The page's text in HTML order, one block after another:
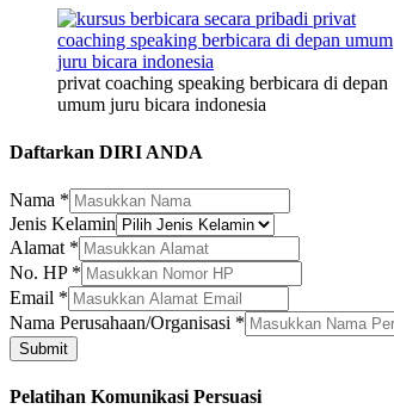
privat coaching speaking berbicara di depan
umum juru bicara indonesia
Daftarkan DIRI ANDA
Nama *
Jenis Kelamin
Alamat *
No. HP *
Email *
HP
No.
Alamat
Nama Perusahaan/Organisasi *
Submit
Pelatihan Komunikasi Persuasi